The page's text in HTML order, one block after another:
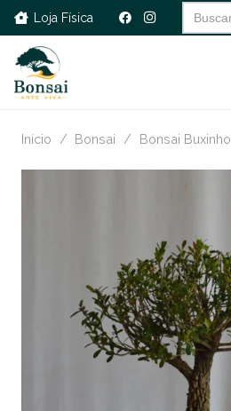
Loja Física
Search
for:
Início / Bonsai / Bonsai Buxinho